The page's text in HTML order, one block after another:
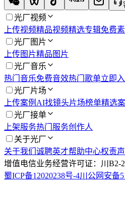
光厂视频
上传视频精品视频精选专辑免费
光厂图片
上传图片精品图片
光厂音乐
热门音乐免费音效热门歌单立即
光厂片场
上传案例 AI找镜头片场榜单精选
光厂接单
上架服务热门服务创作人
关于光厂
关于我们 诚聘英才帮助中心权责
增值电信业务经营许可证：川B2-
蜀ICP备12020238号-4川公网安备